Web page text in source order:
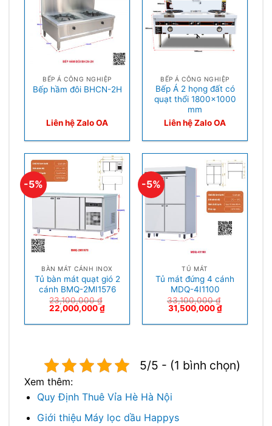
BẾP Á CÔNG NGHIỆP
Bếp hầm đôi BHCN-2H
Liên hệ Zalo OA
BẾP Á CÔNG NGHIỆP
Bếp Á 2 họng đất có
quạt thổi 1800×1000
mm
Liên hệ Zalo OA
-5%
BÀN MÁT CÁNH INOX
Tủ bàn mát quạt gió 2
cánh BMQ-2MI1576
23,100,000₫
22,000,000₫
-5%
TỦ MÁT
Tủ mát đứng 4 cánh
MDQ-4I1100
33,100,000₫
31,500,000₫
5/5 - (1 bình chọn)
Xem thêm:
Quy Định Thuê Vỉa Hè Hà Nội
Giới thiệu Máy lọc dầu Happys